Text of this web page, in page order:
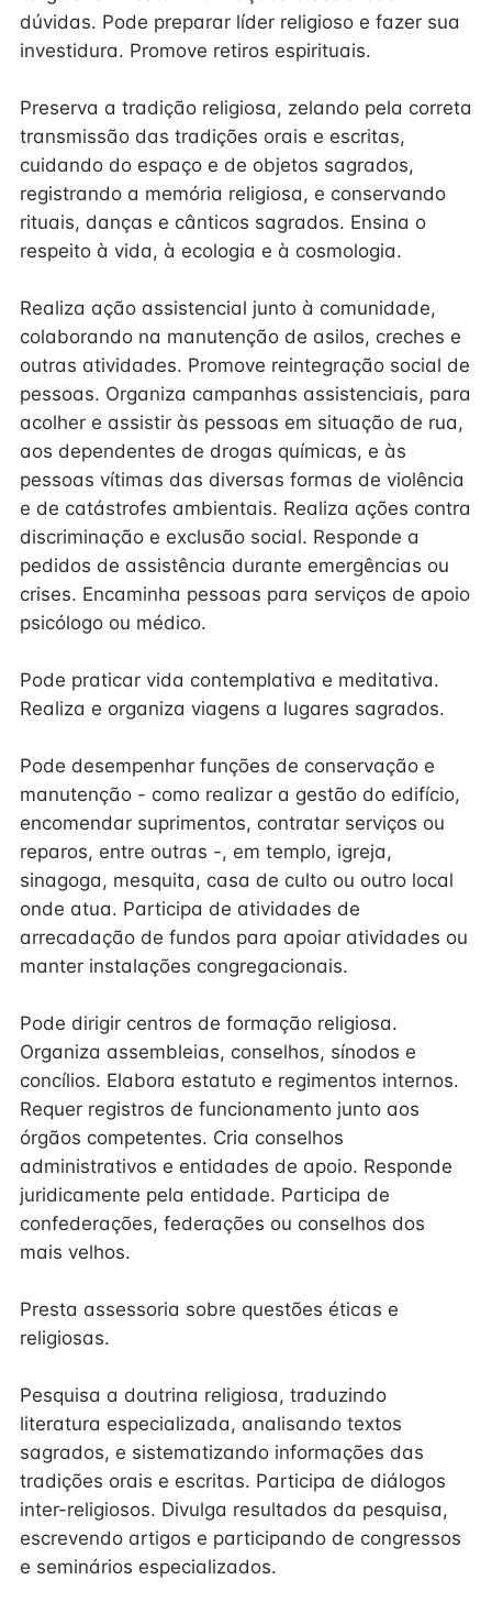
dúvidas. Pode preparar líder religioso e fazer sua
investidura. Promove retiros espirituais.
Preserva a tradição religiosa, zelando pela correta
transmissão das tradições orais e escritas,
cuidando do espaço e de objetos sagrados,
registrando a memória religiosa, e conservando
rituais, danças e cânticos sagrados. Ensina o
respeito à vida, à ecologia e à cosmologia.
Realiza ação assistencial junto à comunidade,
colaborando na manutenção de asilos, creches e
outras atividades. Promove reintegração social de
pessoas. Organiza campanhas assistenciais, para
acolher e assistir às pessoas em situação de rua,
aos dependentes de drogas químicas, e às
pessoas vítimas das diversas formas de violência
e de catástrofes ambientais. Realiza ações contra
discriminação e exclusão social. Responde a
pedidos de assistência durante emergências ou
crises. Encaminha pessoas para serviços de apoio
psicólogo ou médico.
Pode praticar vida contemplativa e meditativa.
Realiza e organiza viagens a lugares sagrados.
Pode desempenhar funções de conservação e
manutenção - como realizar a gestão do edifício,
encomendar suprimentos, contratar serviços ou
reparos, entre outras -, em templo, igreja,
sinagoga, mesquita, casa de culto ou outro local
onde atua. Participa de atividades de
arrecadação de fundos para apoiar atividades ou
manter instalações congregacionais.
Pode dirigir centros de formação religiosa.
Organiza assembleias, conselhos, sínodos e
concílios. Elabora estatuto e regimentos internos.
Requer registros de funcionamento junto aos
órgãos competentes. Cria conselhos
administrativos e entidades de apoio. Responde
juridicamente pela entidade. Participa de
confederações, federações ou conselhos dos
mais velhos.
Presta assessoria sobre questões éticas e
religiosas.
Pesquisa a doutrina religiosa, traduzindo
literatura especializada, analisando textos
sagrados, e sistematizando informações das
tradições orais e escritas. Participa de diálogos
inter-religiosos. Divulga resultados da pesquisa,
escrevendo artigos e participando de congressos
e seminários especializados.